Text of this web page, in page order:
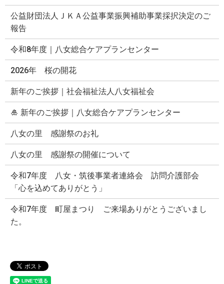
公益財団法人ＪＫＡ公益事業振興補助事業採択決定のご
報告
令和8年度｜八女総合ケアプランセンター
2026年 桜の開花
新年のご挨拶｜社会福祉法人八女福祉会
🎍 新年のご挨拶｜八女総合ケアプランセンター
八女の里 感謝祭のお礼
八女の里 感謝祭の開催について
令和7年度 八女・筑後事業者連絡会 訪問介護部会
「心を込めてありがとう」
令和7年度 町屋まつり ご来場ありがとうございまし
た。